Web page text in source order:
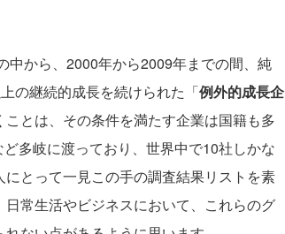
から、2000年から2009年までの間、純
の継続的成長を続けられた「例外的成長企
とは、その条件を満たす企業は国籍も多
多岐に渡っており、世界中で10社しかな
とって一見この手の調査結果リストを素
常生活やビジネスにおいて、これらのグ